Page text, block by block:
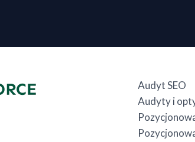
Audyt SEO
Audyty i